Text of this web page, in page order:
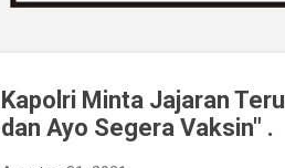
Kapolri Minta Jajaran
dan Ayo Segera Vaksin" .